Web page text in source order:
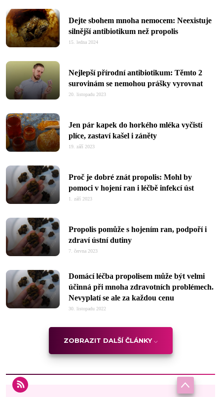
Dejte sbohem mnoha nemocem: Neexistuje
silnější antibiotikum než propolis
15. ledna 2024
Nejlepší přírodní antibiotikum: Těmto 2
surovinám se nemohou prášky vyrovnat
20. listopadu 2023
Jen pár kapek do horkého mléka vyčistí
plíce, zastaví kašel i záněty
19. září 2023
Proč je dobré znát propolis: Mohl by
pomoci v hojení ran i léčbě infekcí úst
1. září 2023
Propolis pomůže s hojením ran, podpoří i
zdraví ústní dutiny
7. června 2023
Domácí léčba propolisem může být velmi
účinná při mnoha zdravotních problémech.
Nevyplatí se ale za každou cenu
30. listopadu 2022
ZOBRAZIT DALŠÍ ČLÁNKY